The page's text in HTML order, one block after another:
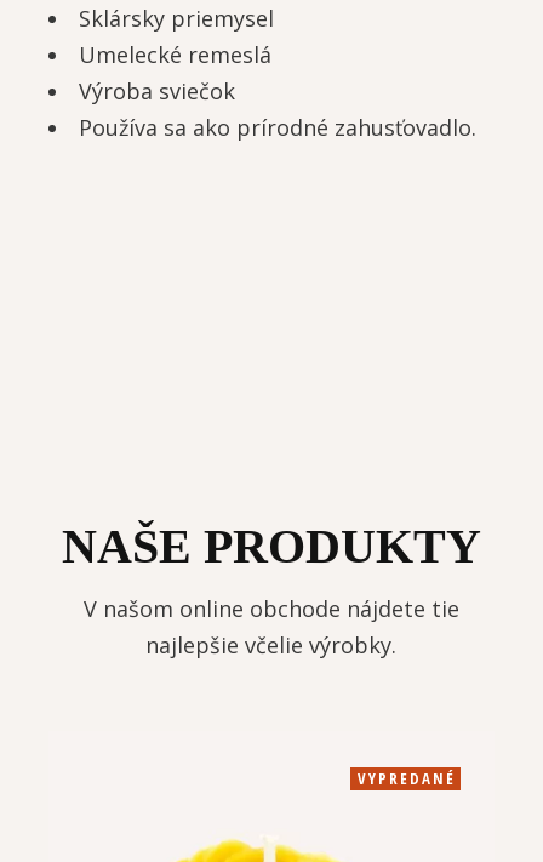
Sklársky priemysel
Umelecké remeslá
Výroba sviečok
Používa sa ako prírodné zahusťovadlo.
NAŠE PRODUKTY
V našom online obchode nájdete tie
najlepšie včelie výrobky.
VYPREDANÉ